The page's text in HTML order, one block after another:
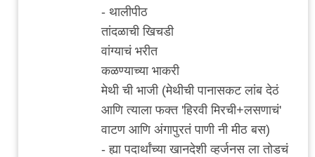
विषारी
वडापाव
- थालीपीठ
तांदळाची खिचडी
वांग्याचं भरीत
कळण्याच्या भाकरी
मेथी ची भाजी (मेथीची पानासकट लांब देठं
आणि त्याला फक्त 'हिरवी मिरची+लसणाचं'
वाटण आणि अंगापुरतं पाणी नी मीठ बस)
- ह्या पदार्थांच्या खानदेशी व्हर्जनस ला तोडचं